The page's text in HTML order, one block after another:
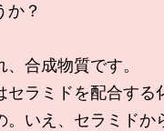
か？
合成物質です。
セラミドを配合する
。いえ、セラミドか